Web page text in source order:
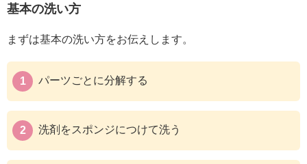
基本の洗い方
まずは基本の洗い方をお伝えします。
パーツごとに分解する
洗剤をスポンジにつけて洗う